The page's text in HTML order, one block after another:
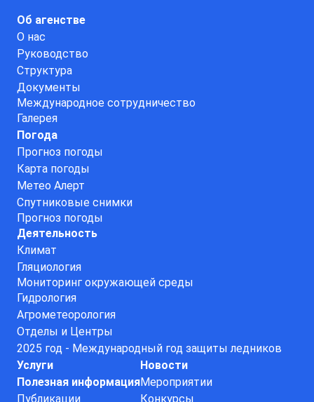
Об агенстве
О нас
Руководство
Структура
Документы
Международное сотрудничество
Галерея
Погода
Прогноз погоды
Карта погоды
Метео Алерт
Спутниковые снимки
Прогноз погоды
Деятельность
Климат
Гляциология
Мониторинг окружающей среды
Гидрология
Агрометеорология
Отделы и Центры
2025 год - Международный год защиты ледников
Услуги
Полезная информация
Публикации
Новости
Мероприятии
Конкурсы